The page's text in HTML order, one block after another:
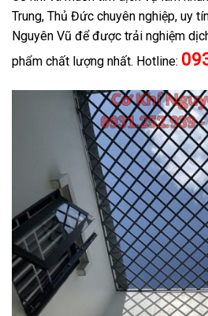
Trung, Thủ Đức chuyên nghiệp, uy
Nguyên Vũ để được trải nghiệm
phẩm chất lượng nhất. Hotline: